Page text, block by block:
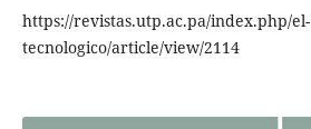
https://revistas.utp.ac.pa/index.php/el-
tecnologico/article/view/2114